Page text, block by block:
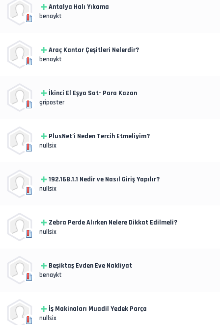
Antalya Halı Yıkama
benaykt
Araç Kantar Çeşitleri Nelerdir?
benaykt
İkinci El Eşya Sat- Para Kazan
griposter
PlusNet’i Neden Tercih Etmeliyim?
nullsix
192.168.1.1 Nedir ve Nasıl Giriş Yapılır?
nullsix
Zebra Perde Alırken Nelere Dikkat Edilmeli?
nullsix
Beşiktaş Evden Eve Nakliyat
benaykt
İş Makinaları Muadil Yedek Parça
nullsix